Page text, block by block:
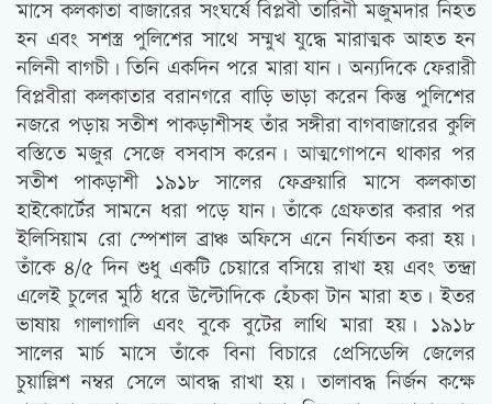
মাসে কলকাতা বাজারের সংঘর্ষে বিপ্লবী তারিনী মজুমদার নিহত
হন এবং সশস্ত্র পুলিশের সাথে সম্মুখ যুদ্ধে মারাত্মক আহত হন
নলিনী বাগচী। তিনি একদিন পরে মারা যান। অন্যদিকে ফেরারী
বিপ্লবীরা কলকাতার বরানগরে বাড়ি ভাড়া করেন কিন্তু পুলিশের
নজরে পড়ায় সতীশ পাকড়াশীসহ তাঁর সঙ্গীরা বাগবাজারের কুলি
বস্তিতে মজুর সেজে বসবাস করেন। আত্মগোপনে থাকার পর
সতীশ পাকড়াশী ১৯১৮ সালের ফেব্রুয়ারি মাসে কলকাতা
হাইকোর্টের সামনে ধরা পড়ে যান। তাঁকে গ্রেফতার করার পর
ইলিসিয়াম রো স্পেশাল ব্রাঞ্চ অফিসে এনে নির্যাতন করা হয়।
তাঁকে ৪/৫ দিন শুধু একটি চেয়ারে বসিয়ে রাখা হয় এবং তন্দ্রা
এলেই চুলের মুঠি ধরে উল্টোদিকে হেঁচকা টান মারা হত। ইতর
ভাষায় গালাগালি এবং বুকে বুটের লাথি মারা হয়। ১৯১৮
সালের মার্চ মাসে তাঁকে বিনা বিচারে প্রেসিডেন্সি জেলের
চুয়াল্লিশ নম্বর সেলে আবদ্ধ রাখা হয়। তালাবদ্ধ নির্জন কক্ষে